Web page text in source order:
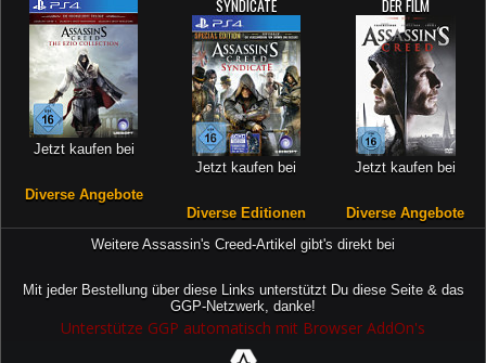
Jetzt kaufen bei
Diverse Angebote
Jetzt kaufen bei
Diverse Editionen
Jetzt kaufen bei
Diverse Angebote
Weitere Assassin's Creed-Artikel gibt's direkt bei
Mit jeder Bestellung über diese Links unterstützt Du diese Seite & das
GGP-Netzwerk, danke!
Unterstütze GGP automatisch mit Browser AddOn's